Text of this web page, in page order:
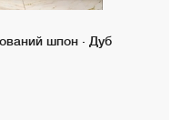
шпон · Дуб